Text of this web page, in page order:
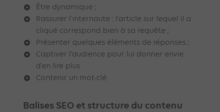
Être dynamique ;
Rassurer l’internaute : l’article sur lequel il a
cliqué correspond bien à sa requête ;
Présenter quelques éléments de réponses ;
Captiver l’audience pour lui donner envie
d’en lire plus
Contenir un mot-clé.
Balises SEO et structure du contenu